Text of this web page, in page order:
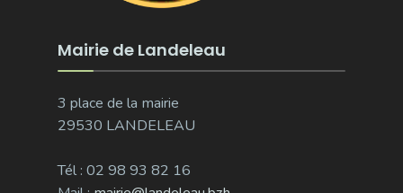
Mairie de Landeleau
3 place de la mairie
29530 LANDELEAU
Tél : 02 98 93 82 16